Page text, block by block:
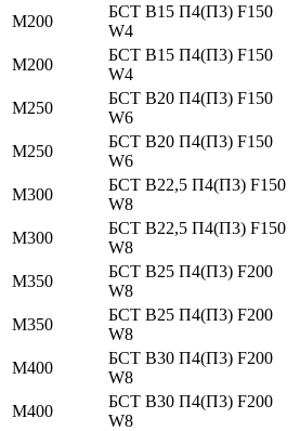
М200
БСТ В15 П4(П3) F150
W4
М200
БСТ В15 П4(П3) F150
W4
М250
БСТ В20 П4(П3) F150
W6
М250
БСТ В20 П4(П3) F150
W6
М300
БСТ В22,5 П4(П3) F150
W8
М300
БСТ В22,5 П4(П3) F150
W8
М350
БСТ В25 П4(П3) F200
W8
М350
БСТ В25 П4(П3) F200
W8
М400
БСТ В30 П4(П3) F200
W8
М400
БСТ В30 П4(П3) F200
W8